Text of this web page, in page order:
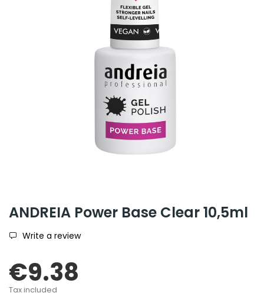
ANDREIA Power Base Clear 10,5ml
Write a review
€9.38
Tax included